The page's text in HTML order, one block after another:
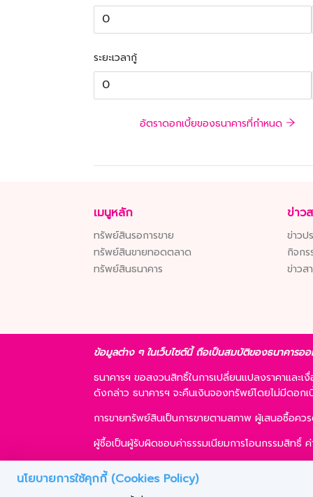
นโยบายการใช้คุกกี้ (Cookies Policy)
ระยะเวลากู้
อัตราดอกเบี้ยของธนาคารที่กำหนด
เมนูหลัก
ทรัพย์สินรอการขาย
ทรัพย์สินขายทอดตลาด
ทรัพย์สินธนาคาร
ข่าว
ข่าวป
กิจกร
ข่าวส
ข้อมูลต่าง ๆ ในเว็บไซต์นี้ ถือเป็นสมบัติของธนาคาร
ธนาคารฯ ขอสงวนสิทธิ์ในการเปลี่ยนแปลงราคาแล
ดังกล่าว ธนาคารฯ จะคืนเงินจองทรัพย์โดยไม่มีดอกเ
การขายทรัพย์สินเป็นการขายตามสภาพ ผู้เสนอซื้อ
ผู้ซื้อเป็นผู้รับผิดชอบค่าธรรมเนียมการโอนกรรมสิทธิ์
ผู้ซื้อสามารถขอสินเชื่อได้ตามหลักเกณฑ์ของธนาคาร
ธนาคารฯ ขอสงวนสิทธิ์ที่จะขายทรัพย์สินให้กับผู้เสน